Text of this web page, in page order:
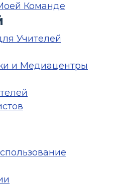
Команде
Учителей
и Медиацентры